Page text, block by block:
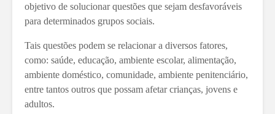
objetivo de solucionar questões que sejam desfavoráveis
para determinados grupos sociais.
Tais questões podem se relacionar a diversos fatores,
como: saúde, educação, ambiente escolar, alimentação,
ambiente doméstico, comunidade, ambiente penitenciário,
entre tantos outros que possam afetar crianças, jovens e
adultos.